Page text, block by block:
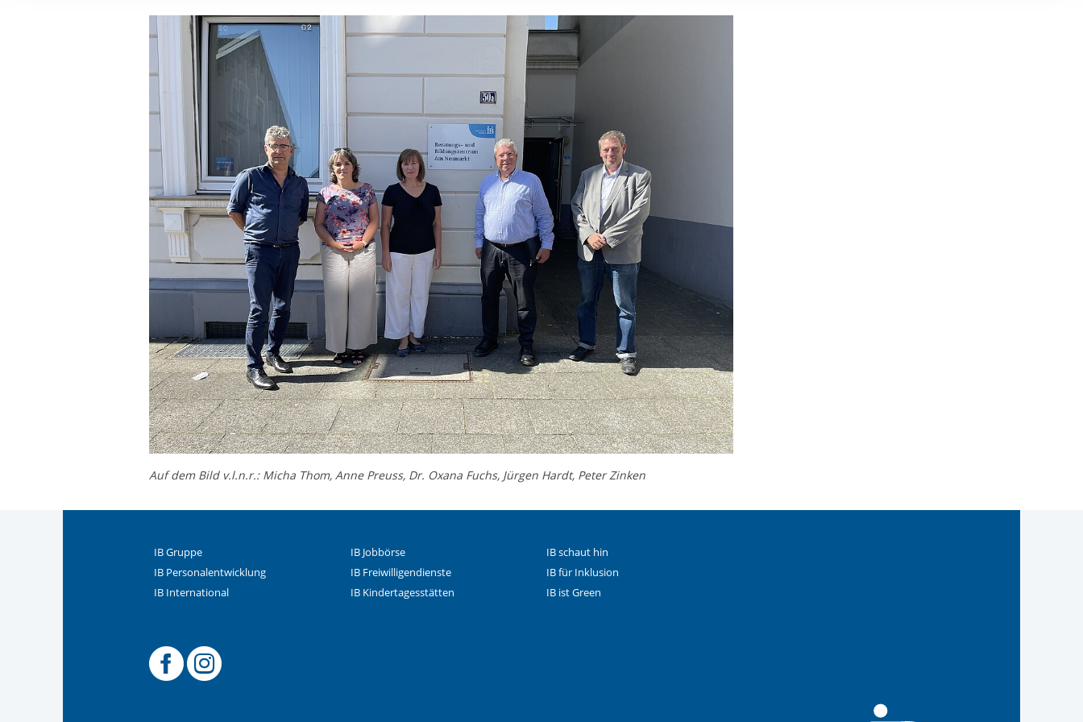
der von Ihnen aufgerufenen und somit gewünschten Website-Funktionen sind. Diese Cookies setzen wir
aufgrund berechtigter Interessen und daher unabhängig von einer Einwilligung.
Auf dem Bild v.l.n.r.: Micha Thom, Anne Preuss, Dr. Oxana Fuchs, Jürgen Hardt, Peter Zinken
IB Gruppe
IB Jobbörse
IB Personalentwicklung
IB Freiwilligendienste
IB International
IB Kindertagesstätten
IB schaut hin
IB für Inklusion
IB ist Green
Offizielle Facebook-Seite des IB West